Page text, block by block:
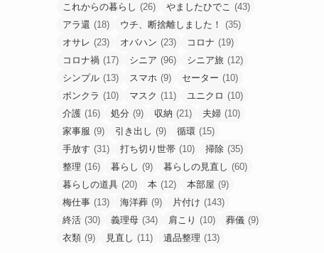
これからの暮らし (26) やましたひでこ (43)
アラ還 (18) ウチ、断捨離しました！
(35)
オサレ (23) オバハン (23) コロナ (19)
コロナ禍 (17) シニア (96) シニア旅 (12)
シンプル (13) スマホ (9) セーター (10)
ボンクラ (10) マスク (11) ユニクロ (10)
介護 (16) 処分 (9) 収納 (21) 夫婦 (10)
家事服 (9) 引き出し (9) 循環 (15)
手放す (31) 打ち切り世帯 (10) 掃除 (35)
整理 (16) 暮らし (9) 暮らしの見直し (60)
暮らしの道具 (20) 本 (12) 本部屋 (9)
梅仕事 (13) 海洋葬 (9) 片付け (143)
終活 (30) 義理母 (34) 肩こり (10) 葬儀 (9)
衣類 (9) 見直し (11) 遺品整理 (13)